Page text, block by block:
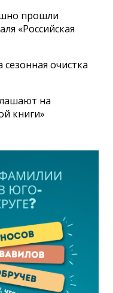
прошли
«Российская
очистка
на
книги»